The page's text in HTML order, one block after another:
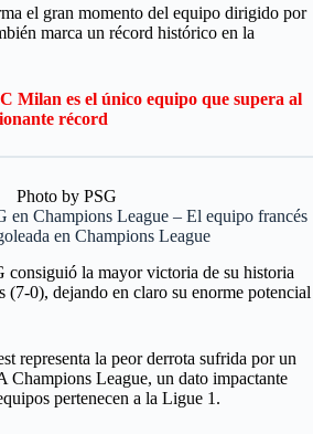
el gran momento del equipo dirigido por
marca un récord histórico en la
Milan es el único equipo que supera al
récord
Photo by PSG
en Champions League – El equipo francés
en Champions League
consiguió la mayor victoria de su historia
(7-0), dejando en claro su enorme potencial
representa la peor derrota sufrida por un
Champions League, un dato impactante
pertenecen a la Ligue 1.